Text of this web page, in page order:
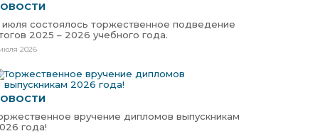
июля состоялось торжественное подведение
2025 – 2026 учебного года.
2026
вручение дипломов выпускникам
года!